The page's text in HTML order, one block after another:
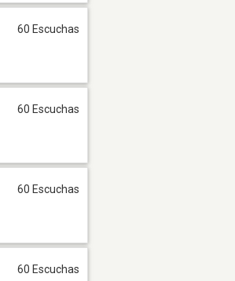
60 Escuchas
60 Escuchas
60 Escuchas
60 Escuchas